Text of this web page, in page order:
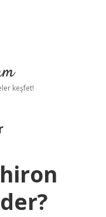
keşfet!